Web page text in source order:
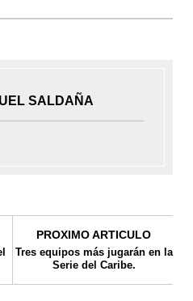
SALDAÑA
PROXIMO ARTICULO
Tres equipos más jugarán en la
Serie del Caribe.